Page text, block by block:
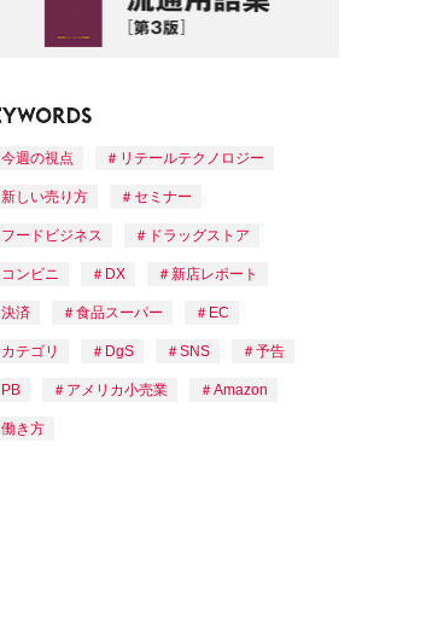
今週の視点 リテールテクノロジー
新しい売り方 セミナー
フードビジネス ドラッグストア
コンビニ DX 新店レポート
決済 食品スーパー EC
カテゴリ DgS SNS 予告
PB アメリカ小売業 Amazon
働き方